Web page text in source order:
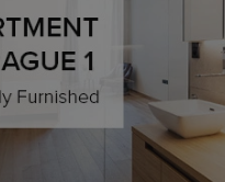
services and
based on the
It is
how it is
but a good
in status for a